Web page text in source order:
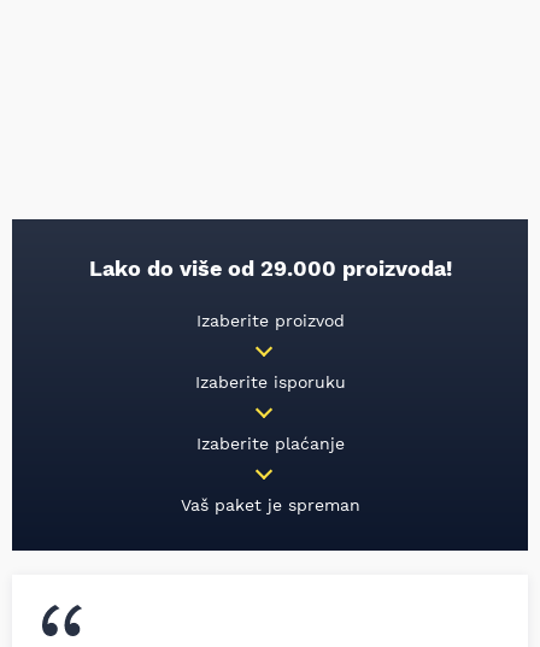
Lako do više od 29.000 proizvoda!
Izaberite proizvod
Izaberite isporuku
Izaberite plaćanje
Vaš paket je spreman